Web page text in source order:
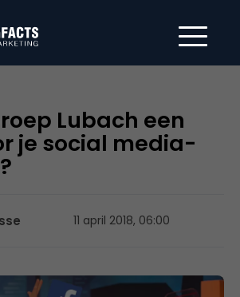
Lubach een
je social media-
11 april 2018, 06:00